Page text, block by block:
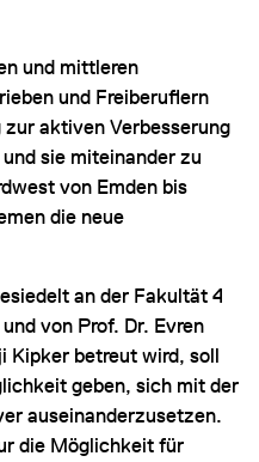
und mittleren
und Freiberuflern
aktiven Verbesserung
sie miteinander zu
von Emden bis
die neue
an der Fakultät 4
von Prof. Dr. Evren
Kipker betreut wird, soll
geben, sich mit der
auseinanderzusetzen.
die Möglichkeit für